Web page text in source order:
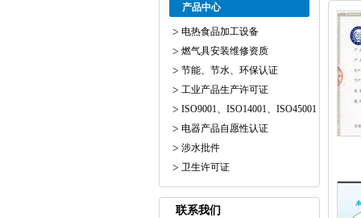
产品中心
电热食品加工设备
燃气具安装维修资质
节能、节水、环保认证
工业产品生产许可证
ISO9001、ISO14001、ISO45001
电器产品自愿性认证
涉水批件
卫生许可证
联系我们